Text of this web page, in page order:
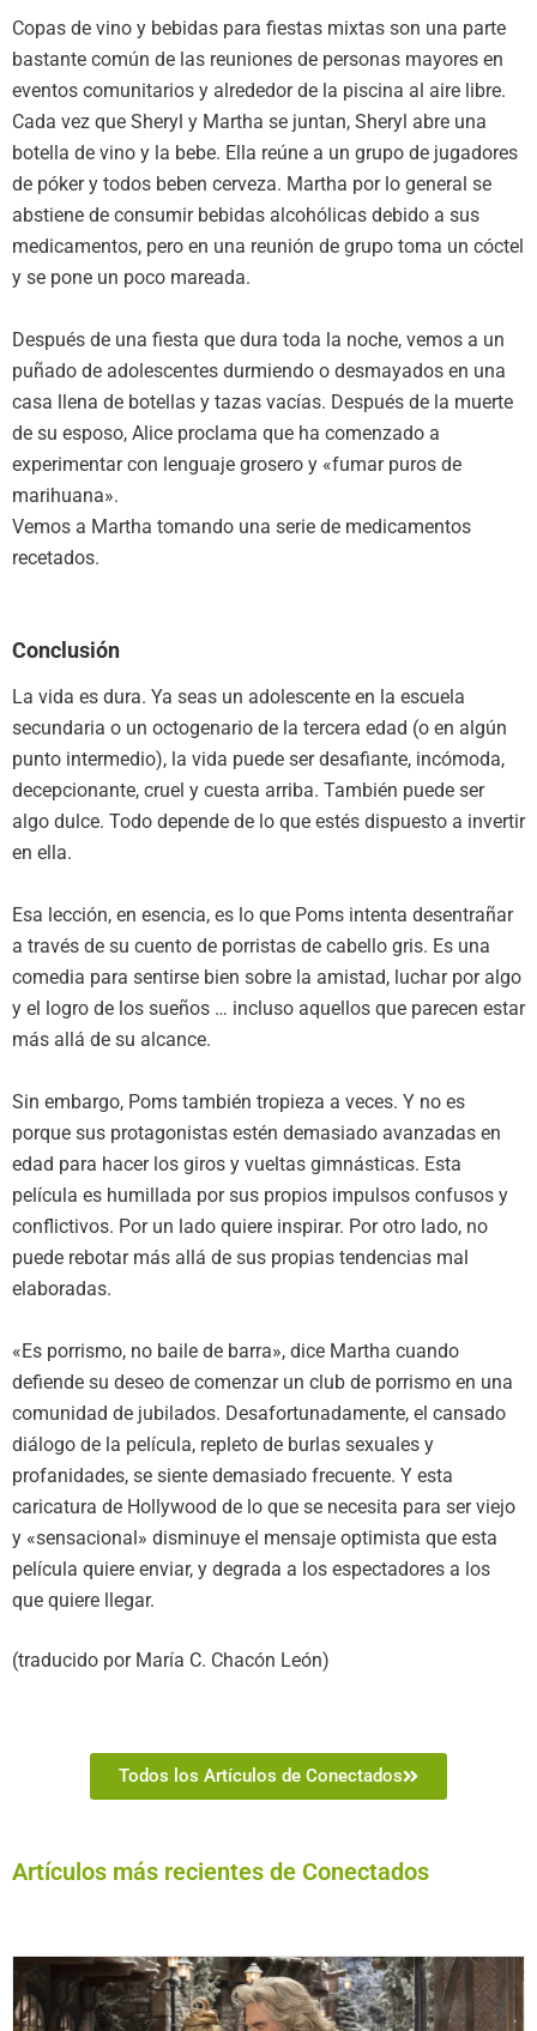
Copas de vino y bebidas para fiestas mixtas son una parte
bastante común de las reuniones de personas mayores en
eventos comunitarios y alrededor de la piscina al aire libre.
Cada vez que Sheryl y Martha se juntan, Sheryl abre una
botella de vino y la bebe. Ella reúne a un grupo de jugadores
de póker y todos beben cerveza. Martha por lo general se
abstiene de consumir bebidas alcohólicas debido a sus
medicamentos, pero en una reunión de grupo toma un cóctel
y se pone un poco mareada.
Después de una fiesta que dura toda la noche, vemos a un
puñado de adolescentes durmiendo o desmayados en una
casa llena de botellas y tazas vacías. Después de la muerte
de su esposo, Alice proclama que ha comenzado a
experimentar con lenguaje grosero y «fumar puros de
marihuana».
Vemos a Martha tomando una serie de medicamentos
recetados.
Conclusión
La vida es dura. Ya seas un adolescente en la escuela
secundaria o un octogenario de la tercera edad (o en algún
punto intermedio), la vida puede ser desafiante, incómoda,
decepcionante, cruel y cuesta arriba. También puede ser
algo dulce. Todo depende de lo que estés dispuesto a invertir
en ella.
Esa lección, en esencia, es lo que Poms intenta desentrañar
a través de su cuento de porristas de cabello gris. Es una
comedia para sentirse bien sobre la amistad, luchar por algo
y el logro de los sueños … incluso aquellos que parecen estar
más allá de su alcance.
Sin embargo, Poms también tropieza a veces. Y no es
porque sus protagonistas estén demasiado avanzadas en
edad para hacer los giros y vueltas gimnásticas. Esta
película es humillada por sus propios impulsos confusos y
conflictivos. Por un lado quiere inspirar. Por otro lado, no
puede rebotar más allá de sus propias tendencias mal
elaboradas.
«Es porrismo, no baile de barra», dice Martha cuando
defiende su deseo de comenzar un club de porrismo en una
comunidad de jubilados. Desafortunadamente, el cansado
diálogo de la película, repleto de burlas sexuales y
profanidades, se siente demasiado frecuente. Y esta
caricatura de Hollywood de lo que se necesita para ser viejo
y «sensacional» disminuye el mensaje optimista que esta
película quiere enviar, y degrada a los espectadores a los
que quiere llegar.
(traducido por María C. Chacón León)
Todos los Artículos de Conectados
Artículos más recientes de Conectados